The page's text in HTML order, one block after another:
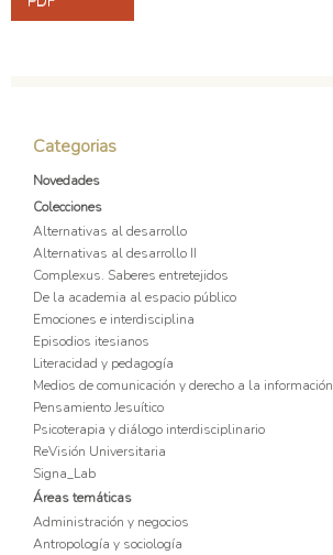
Categorias
Novedades
Colecciones
Alternativas al desarrollo
Alternativas al desarrollo II
Complexus. Saberes entretejidos
De la academia al espacio público
Emociones e interdisciplina
Episodios itesianos
Literacidad y pedagogía
Medios de comunicación y derecho a la información
Pensamiento Jesuítico
Psicoterapia y diálogo interdisciplinario
ReVisión Universitaria
Signa_Lab
Áreas temáticas
Administración y negocios
Antropología y sociología